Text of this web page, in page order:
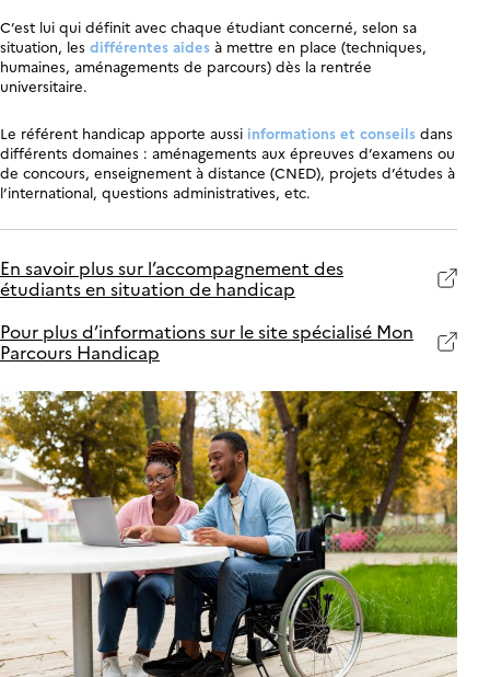
C’est lui qui définit avec chaque étudiant concerné, selon sa
situation, les différentes aides à mettre en place (techniques,
humaines, aménagements de parcours) dès la rentrée
universitaire.
Le référent handicap apporte aussi informations et conseils dans
différents domaines : aménagements aux épreuves d’examens ou
de concours, enseignement à distance (CNED), projets d’études à
l’international, questions administratives, etc.
En savoir plus sur l’accompagnement des
étudiants en situation de handicap
Pour plus d’informations sur le site spécialisé Mon
Parcours Handicap